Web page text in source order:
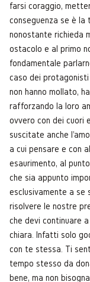
farsi coraggio,
conseguenza se è la
nonostante richieda
ostacolo e al primo
fondamentale
caso dei protagonisti
non hanno mollato,
rafforzando la loro
ovvero con dei cuori
suscitate anche
a cui pensare e con
esaurimento, al
che sia appunto
esclusivamente a se
risolvere le nostre
che devi continuare
chiara. Infatti solo
con te stessa. Ti
tempo stesso da
bene, ma non